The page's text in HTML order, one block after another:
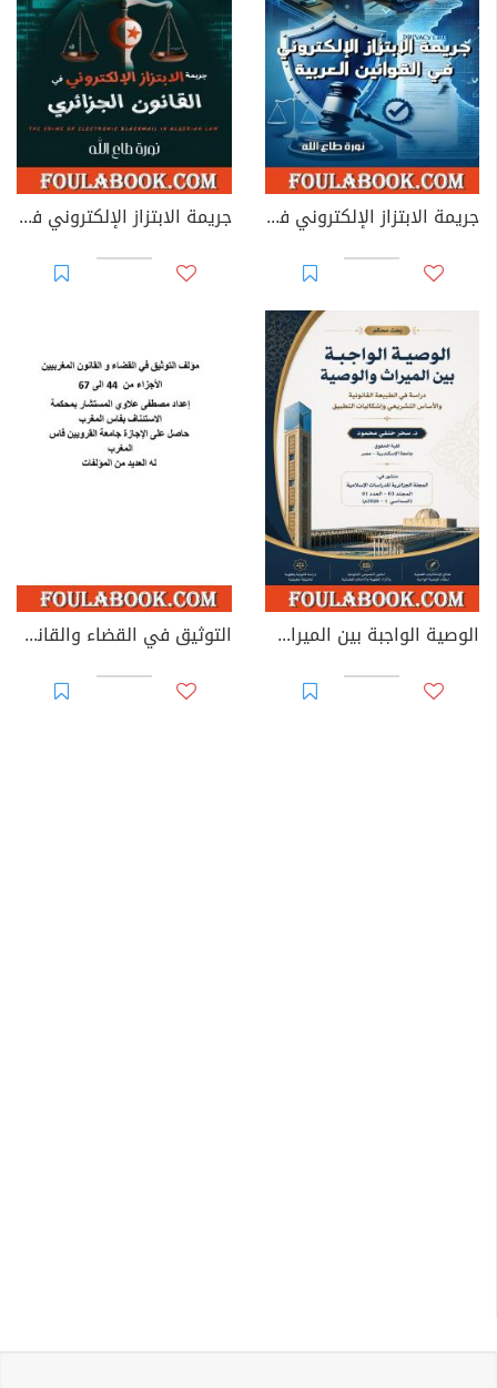
جريمة الابتزاز الإلكتروني في القوانين العربية جريمة الابتزاز الإلكتروني في القانون الجزائري
الوصية الواجبة بين الميراث والوصية: دراسة في الطبيعة القانونية والأساس التشريعي وإشكاليات التطبيق التوثيق في القضاء والقانون المغربيين - الأجزاء من 44 إلى 67